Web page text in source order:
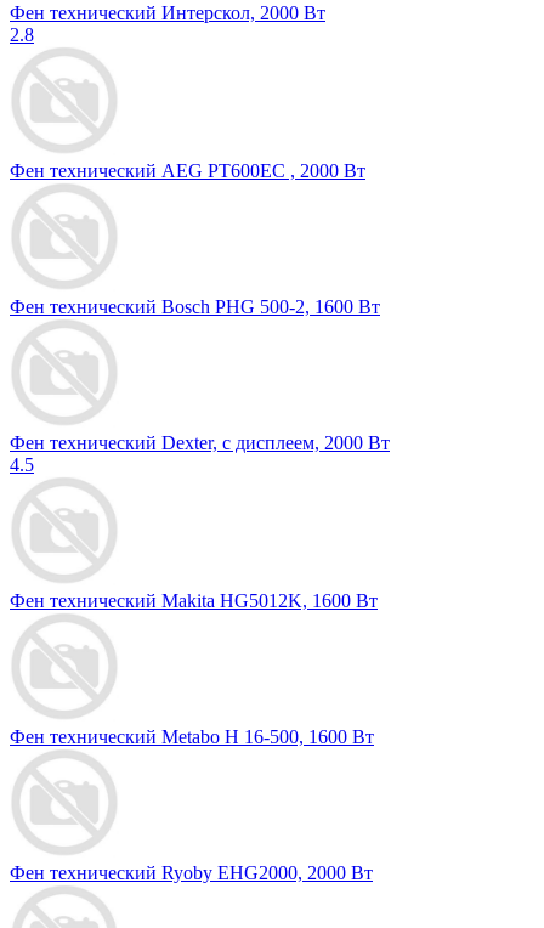
Фен технический Интерскол, 2000 Вт
2.8
Фен технический AEG PT600EC , 2000 Вт
Фен технический Bosch PHG 500-2, 1600 Вт
Фен технический Dexter, с дисплеем, 2000 Вт
4.5
Фен технический Makita HG5012K, 1600 Вт
Фен технический Metabo H 16-500, 1600 Вт
Фен технический Ryoby EHG2000, 2000 Вт